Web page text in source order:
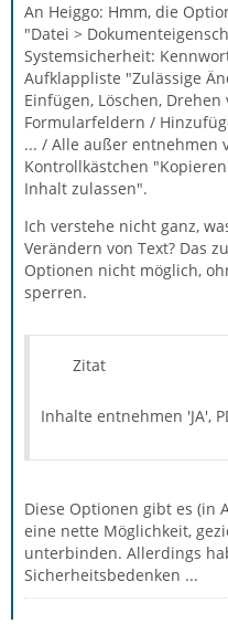
An Heiggo: Hmm, die
"Datei >
Systemsicherheit:
Aufklappliste "Zulässige
Einfügen, Löschen,
Formularfeldern /
... / Alle außer entnehmen
Kontrollkästchen
Inhalt zulassen".
Ich verstehe nicht ganz,
Verändern von Text? Das
Optionen nicht möglich,
sperren.
Zitat
Inhalte entnehmen 'JA',
Diese Optionen gibt es (in
eine nette Möglichkeit,
unterbinden. Allerdings
Sicherheitsbedenken ...